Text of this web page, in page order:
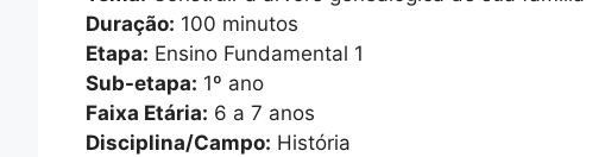
Duração: 100 minutos
Etapa: Ensino Fundamental 1
Sub-etapa: 1º ano
Faixa Etária: 6 a 7 anos
Disciplina/Campo: História